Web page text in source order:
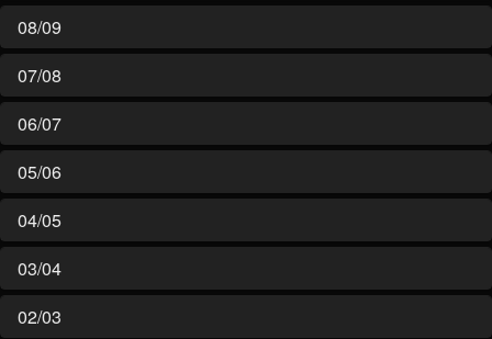
08/09
07/08
06/07
05/06
04/05
03/04
02/03